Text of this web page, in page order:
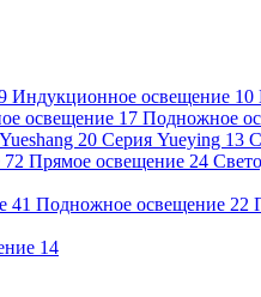
Индукционное освещение 10
освещение 17 Подножное
20 Серия Yueying 13
72 Прямое освещение 24
41 Подножное освещение 22
14